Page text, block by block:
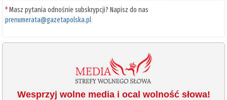
*Masz pytania odnośnie subskrypcji? Napisz do nas
prenumerata@gazetapolska.pl
Wesprzyj wolne media i ocal wolność słowa!